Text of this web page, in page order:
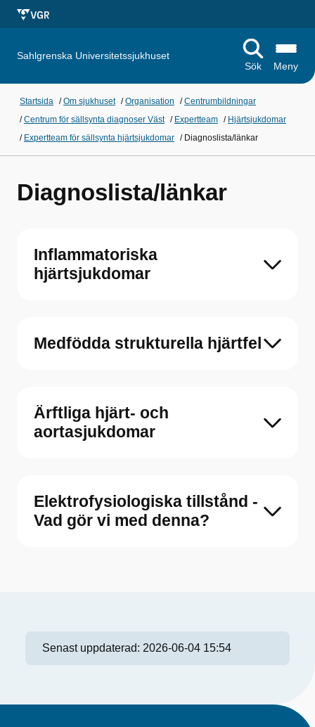
Sahlgrenska Universitetssjukhuset
Sök
Meny
Startsida /Om sjukhuset /Organisation /Centrumbildningar
/Centrum för sällsynta diagnoser Väst / Expertteam / Hjärtsjukdomar
/ Expertteam för sällsynta hjärtsjukdomar / Diagnoslista/länkar
Diagnoslista/länkar
Inflammatoriska
hjärtsjukdomar
Medfödda strukturella hjärtfel
Ärftliga hjärt- och
aortasjukdomar
Elektrofysiologiska tillstånd -
Vad gör vi med denna?
Senast uppdaterad: 2026-06-04 15:54